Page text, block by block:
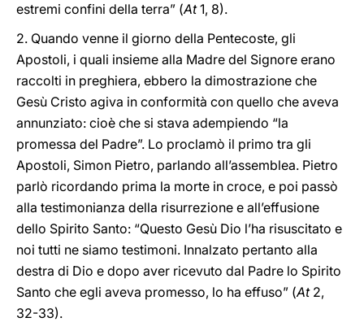
estremi confini della terra” (At1, 8).
2. Quando venne il giorno della Pentecoste, gli
Apostoli, i quali insieme alla Madre del Signore erano
raccolti in preghiera, ebbero la dimostrazione che
Gesù Cristo agiva in conformità con quello che aveva
annunziato: cioè che si stava adempiendo “la
promessa del Padre”. Lo proclamò il primo tra gli
Apostoli, Simon Pietro, parlando all’assemblea. Pietro
parlò ricordando prima la morte in croce, e poi passò
alla testimonianza della risurrezione e all’effusione
dello Spirito Santo: “Questo Gesù Dio l’ha risuscitato e
noi tutti ne siamo testimoni. Innalzato pertanto alla
destra di Dio e dopo aver ricevuto dal Padre lo Spirito
Santo che egli aveva promesso, lo ha effuso” (At2,
32-33).